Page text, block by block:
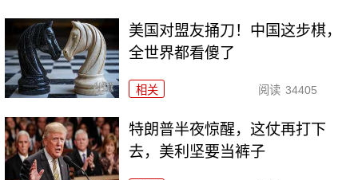
美国对盟友捅刀！中国这步棋，
全世界都看傻了
相关 阅读 34405
特朗普半夜惊醒，这仗再打下
去，美利坚要当裤子